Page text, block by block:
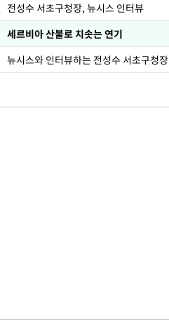
전성수 서초구청장, 뉴시스 인터뷰
세르비아 산불로 치솟는 연기
뉴시스와 인터뷰하는 전성수 서초구청장